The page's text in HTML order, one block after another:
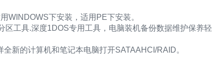
WINDOWS下安装，适用PE下安装。
区工具.深度1DOS专用工具，电脑装机备份数据维护保养轻
新的计算机和笔记本电脑打开SATAAHCI/RAID。